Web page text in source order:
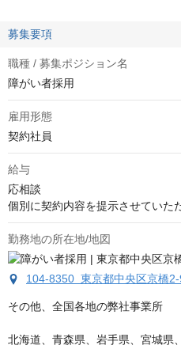
募集要項
職種 / 募集ポジション名
障がい者採用
雇用形態
契約社員
給与
応相談
個別に契約内容を提示させていた
勤務地の所在地/地図
104-8350 東京都中央区京橋
その他、全国各地の弊社事業所
北海道、青森県、岩手県、宮城県